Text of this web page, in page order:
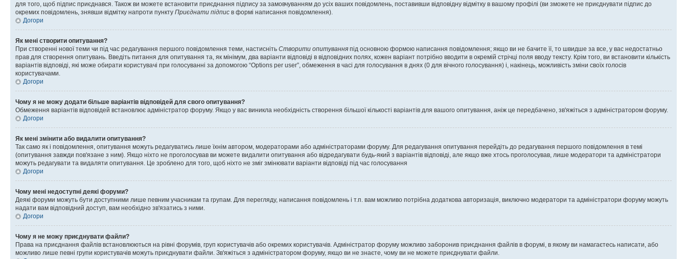
для того, щоб підпис приєднався. Також ви можете встановити приєднання підпису за замовчуванням до усіх ваших повідомлень, поставивши відповідну відмітку в вашому профілі (ви зможете не приєднувати підпис до
окремих повідомлень, знявши відмітку напроти пункту Приєднати підпис в формі написання повідомлення).
Догори
Як мені створити опитування?
При створенні нової теми чи під час редагування першого повідомлення теми, настисніть Створити опитування під основною формою написання повідомлення; якщо ви не бачите її, то швидше за все, у вас недостатньо
прав для створення опитувань. Введіть питання для опитування та, як мінімум, два варіанти відповіді в відповідних полях, кожен варіант потрібно вводити в окремій стрічці поля вводу тексту. Крім того, ви встановити кількість
варіантів відповіді, які може обирати користувачі при голосуванні за допомогою “Options per user”, обмеження в часі для голосування в днях (0 для вічного голосування) і, накінець, можливість зміни своїх голосів
користувачами.
Догори
Чому я не можу додати більше варіантів відповідей для свого опитування?
Обмеження варіантів відповідей встановлює адміністратор форуму. Якщо у вас виникла необхідність створення більшої кількості варіантів для вашого опитування, аніж це передбачено, зв'яжіться з адміністратором форуму.
Догори
Як мені змінити або видалити опитування?
Так само як і повідомлення, опитування можуть редагуватись лише їхнім автором, модераторами або адміністраторами форуму. Для редагування опитування перейдіть до редагування першого повідомлення в темі
(опитування завжди пов'язане з ним). Якщо ніхто не проголосував ви можете видалити опитування або відредагувати будь-який з варіантів відповіді, але якщо вже хтось проголосував, лише модератори та адміністратори
можуть редагувати та видаляти опитування. Це зроблено для того, щоб ніхто не зміг змінювати варіанти відповіді під час голосування
Догори
Чому мені недоступні деякі форуми?
Деякі форуми можуть бути доступними лише певним учасникам та групам. Для перегляду, написання повідомлень і т.п. вам можливо потрібна додаткова авторизація, виключно модератори та адміністратори форуму можуть
надати вам відповідний доступ, вам необхідно зв'язатись з ними.
Догори
Чому я не можу приєднувати файли?
Права на приєднання файлів встановлюються на рівні форумів, груп користувачів або окремих користувачів. Адміністратор форуму можливо заборонив приєднання файлів в форумі, в якому ви намагаєтесь написати, або
можливо лише певні групи користувачів можуть приєднувати файли. Зв'яжіться з адміністратором форуму, якщо ви не знаєте, чому ви не можете приєднувати файли.